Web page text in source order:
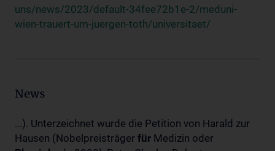
uns/news/2023/default-34fee72b1e-2/meduni-
wien-trauert-um-juergen-toth/universitaet/
News
...). Unterzeichnet wurde die Petition von Harald zur
Hausen (Nobelpreisträger für Medizin oder